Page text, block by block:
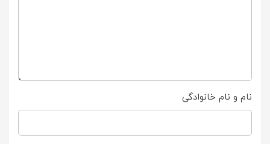
نام و نام خانوادگی